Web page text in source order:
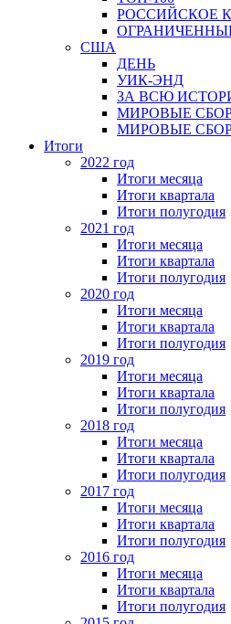
РОССИЙСКОЕ
США
ДЕНЬ
УИК-ЭНД
ЗА ВСЮ
МИРОВЫЕ
МИРОВЫЕ
Итоги
2022 год
Итоги месяца
Итоги квартала
Итоги полугодия
2021 год
Итоги месяца
Итоги квартала
Итоги полугодия
2020 год
Итоги месяца
Итоги квартала
Итоги полугодия
2019 год
Итоги месяца
Итоги квартала
Итоги полугодия
2018 год
Итоги месяца
Итоги квартала
Итоги полугодия
2017 год
Итоги месяца
Итоги квартала
Итоги полугодия
2016 год
Итоги месяца
Итоги квартала
Итоги полугодия